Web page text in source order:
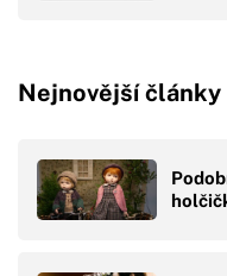
Nejnovější články